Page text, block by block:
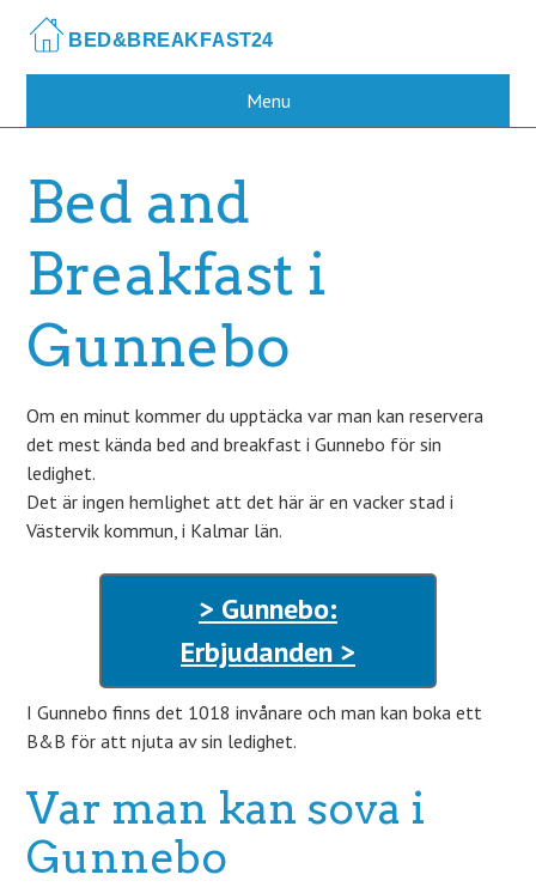
main
Menu
Bed and
Breakfast i
Gunnebo
Om en minut kommer du upptäcka var man kan reservera
det mest kända bed and breakfast i Gunnebo för sin
ledighet.
Det är ingen hemlighet att det här är en vacker stad i
Västervik kommun, i Kalmar län.
> Gunnebo:
Erbjudanden >
I Gunnebo finns det 1018 invånare och man kan boka ett
B&B för att njuta av sin ledighet.
Var man kan sova i
Gunnebo